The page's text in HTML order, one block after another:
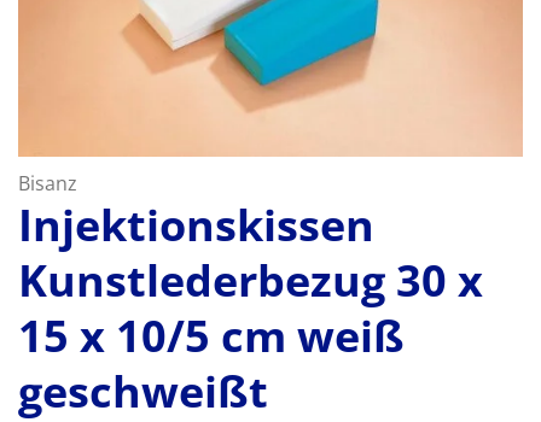
Bisanz
Injektionskissen
Kunstlederbezug 30 x
15 x 10/5 cm weiß
geschweißt